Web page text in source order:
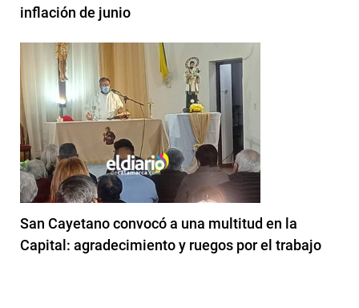
inflación de junio
San Cayetano convocó a una multitud en la
Capital: agradecimiento y ruegos por el trabajo